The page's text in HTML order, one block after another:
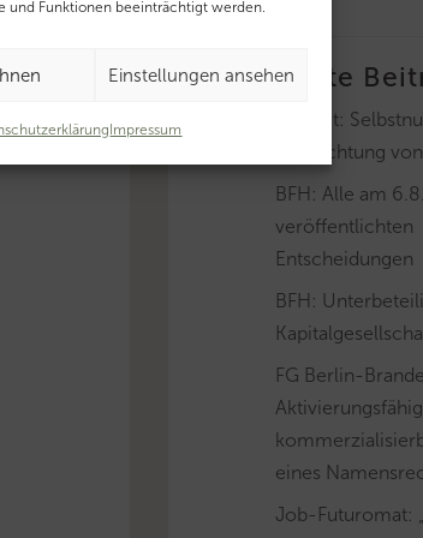
und Funktionen beeinträchtigt werden.
Einstellungen ansehen
Impressum
letzte
BayLfSt:
Verpachtung
BFH: Alle am
veröffentlichten
Entscheidungen
BFH:
FG Berlin-
eines
Job-Futuromat: